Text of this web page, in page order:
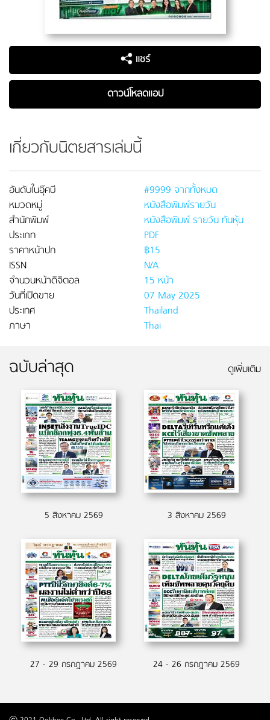
แชร์
ดาวน์โหลดแอป
เกี่ยวกับนิตยสารเล่มนี้
อันดับในอุ๊คบี
#9999 จากทั้งหมด
หมวดหมู่
หนังสือพิมพ์รายวัน
สำนักพิมพ์
หนังสือพิมพ์ รายวัน ทันหุ้น
ประเภท
PDF
ราคาหน้าปก
฿15
ISSN
N/A
จำนวนหน้าดิจิตอล
15 หน้า
วันที่เปิดขาย
07 May 2025
ประเทศ
Thailand
ภาษา
Thai
ฉบับล่าสุด ดูเพิ่มเติม
5 สิงหาคม 2569 3 สิงหาคม 2569
27 - 29 กรกฎาคม 2569 24 - 26 กรกฎาคม 2569